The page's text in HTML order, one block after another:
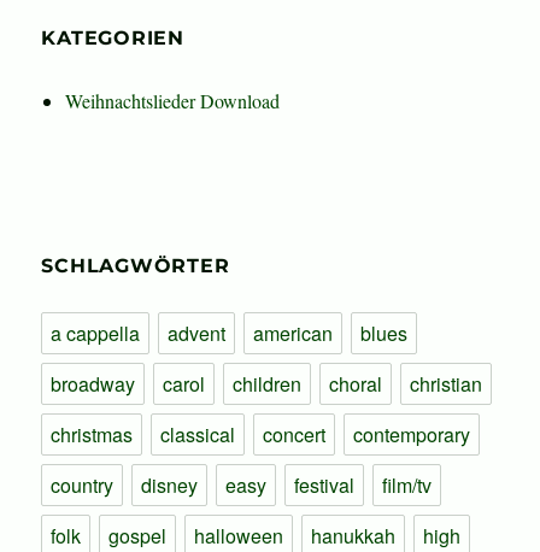
KATEGORIEN
Weihnachtslieder Download
SCHLAGWÖRTER
a cappella advent american
blues
broadway
carol children choral
christian
christmas
classical concert
contemporary
country
disney easy festival
film/tv
folk
gospel halloween hanukkah
high